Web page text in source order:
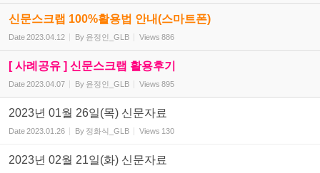
신문스크랩 100%활용법 안내(스마트폰)
Date2023.04.12 By 윤정인_GLB Views 886
[ 사례공유 ] 신문스크랩 활용후기
Date2023.04.07 By 윤정인_GLB Views 895
2023년 01월 26일(목) 신문자료
Date2023.01.26 By 정화식_GLB Views 130
2023년 02월 21일(화) 신문자료